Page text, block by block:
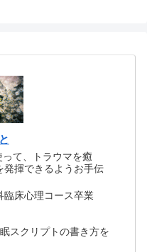
て、トラウマを癒
発揮できるようお手伝
臨床心理コース卒業
スクリプトの書き方を